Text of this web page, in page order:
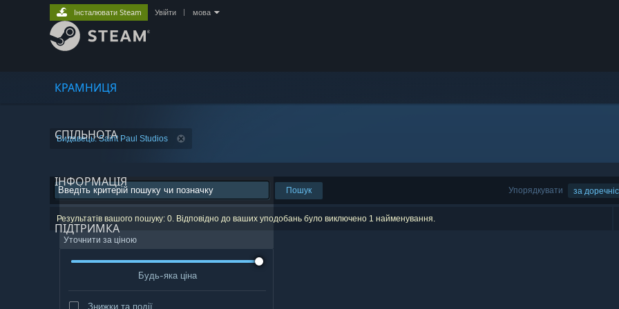
КРАМНИЦЯ
СПІЛЬНОТА
ІНФОРМАЦІЯ
ПІДТРИМКА
Інсталювати Steam Увійти мова
Видавець: Saint Paul Studios
Упорядкувати за
Пошук
Результатів вашого пошуку: 0. Відповідно до ваших уподобань було виключено 1 найменування.
Уточнити за ціною
Будь-яка ціна
Знижки та події